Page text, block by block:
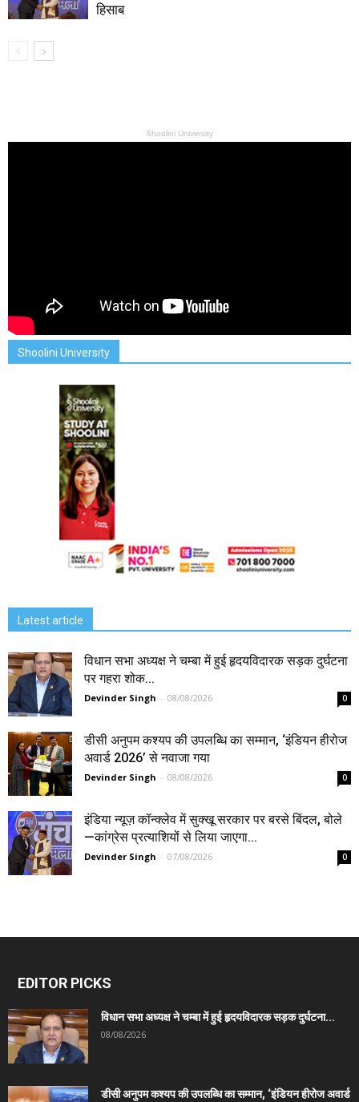
हिसाब
Shoolini University
Shoolini University
Latest article
विधान सभा अध्यक्ष ने चम्बा में हुई हृदयविदारक सड़क दुर्घटना
पर गहरा शोक...
Devinder Singh - 08/08/2026 0
डीसी अनुपम कश्यप की उपलब्धि का सम्मान, ‘इंडियन हीरोज
अवार्ड 2026’ से नवाजा गया
Devinder Singh - 08/08/2026 0
इंडिया न्यूज़ कॉन्क्लेव में सुक्खू सरकार पर बरसे बिंदल, बोले
—कांग्रेस प्रत्याशियों से लिया जाएगा...
Devinder Singh - 07/08/2026 0
EDITOR PICKS
विधान सभा अध्यक्ष ने चम्बा में हुई हृदयविदारक सड़क दुर्घटना...
08/08/2026
डीसी अनुपम कश्यप की उपलब्धि का सम्मान, ‘इंडियन हीरोज अवार्ड